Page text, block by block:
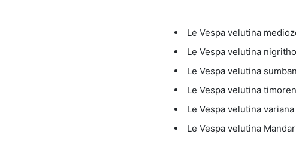
Le Vespa velutina
Le Vespa velutina
Le Vespa velutina
Le Vespa velutina
Le Vespa velutina variana
Le Vespa velutina